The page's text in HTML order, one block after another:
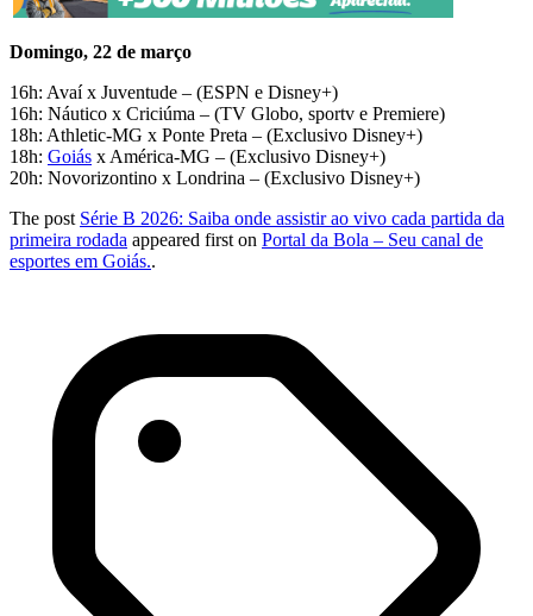
Domingo, 22 de março
16h: Avaí x Juventude – (ESPN e Disney+)
16h: Náutico x Criciúma – (TV Globo, sportv e Premiere)
18h: Athletic-MG x Ponte Preta – (Exclusivo Disney+)
18h: Goiás x América-MG – (Exclusivo Disney+)
20h: Novorizontino x Londrina – (Exclusivo Disney+)
The post Série B 2026: Saiba onde assistir ao vivo cada partida da
primeira rodada appeared first on Portal da Bola – Seu canal de
esportes em Goiás..